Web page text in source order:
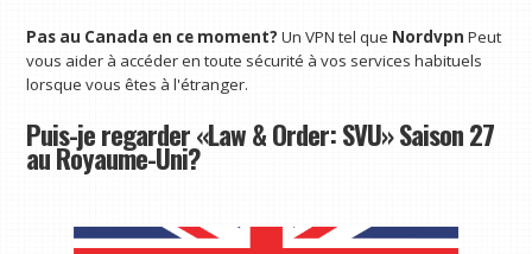
Pas au Canada en ce moment? Un VPN tel que Nordvpn Peut
vous aider à accéder en toute sécurité à vos services habituels
lorsque vous êtes à l'étranger.
Puis-je regarder «Law & Order: SVU» Saison 27
au Royaume-Uni?